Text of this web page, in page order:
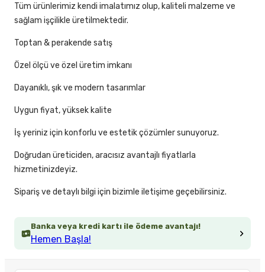
Banka veya kredi kartı ile ödeme avantajı!
Hemen Başla!
Tüm ürünlerimiz kendi imalatımız olup, kaliteli malzeme ve
sağlam işçilikle üretilmektedir.
Toptan & perakende satış
Özel ölçü ve özel üretim imkanı
Dayanıklı, şık ve modern tasarımlar
Uygun fiyat, yüksek kalite
İş yeriniz için konforlu ve estetik çözümler sunuyoruz.
Doğrudan üreticiden, aracısız avantajlı fiyatlarla
hizmetinizdeyiz.
Sipariş ve detaylı bilgi için bizimle iletişime geçebilirsiniz.